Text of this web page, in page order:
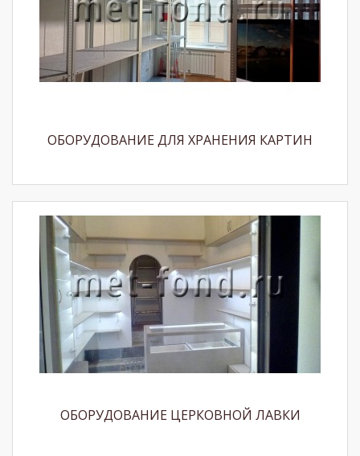
ОБОРУДОВАНИЕ ДЛЯ ХРАНЕНИЯ КАРТИН
ОБОРУДОВАНИЕ ЦЕРКОВНОЙ ЛАВКИ